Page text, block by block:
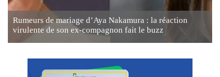
Rumeurs de mariage d’Aya Nakamura : la réaction
virulente de son ex-compagnon fait le buzz